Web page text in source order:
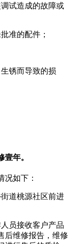
试造成的故障或
准的配件；
锈而导致的损
年。
况如下：
道桃源社区前进
员接收客户产品
后维修报告，维修